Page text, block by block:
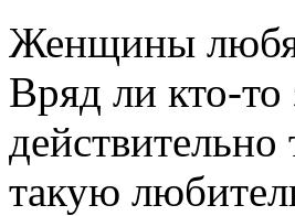
Женщины
Вряд ли кто-то
такую